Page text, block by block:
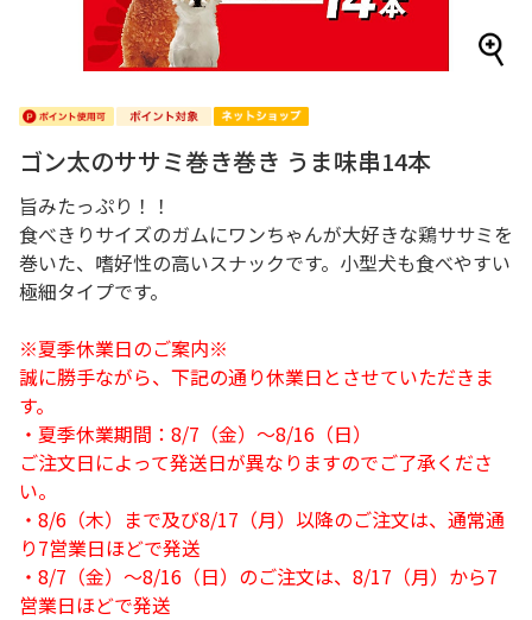
ゴン太のササミ巻き巻き うま味串14本
旨みたっぷり！！
食べきりサイズのガムにワンちゃんが大好きな鶏ササミを
巻いた、嗜好性の高いスナックです。小型犬も食べやすい
極細タイプです。
※夏季休業日のご案内※
誠に勝手ながら、下記の通り休業日とさせていただきま
す。
・夏季休業期間：8/7（金）～8/16（日）
ご注文日によって発送日が異なりますのでご了承くださ
い。
・8/6（木）まで及び8/17（月）以降のご注文は、通常通
り7営業日ほどで発送
・8/7（金）～8/16（日）のご注文は、8/17（月）から7
営業日ほどで発送